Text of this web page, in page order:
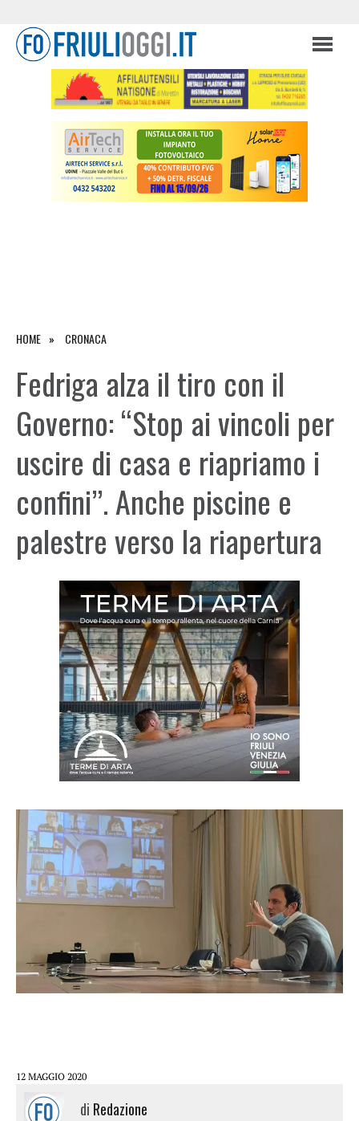
HOME CRONACA
Fedriga alza il tiro con il
Governo: “Stop ai vincoli per
uscire di casa e riapriamo i
confini”. Anche piscine e
palestre verso la riapertura
12 MAGGIO 2020
di Redazione